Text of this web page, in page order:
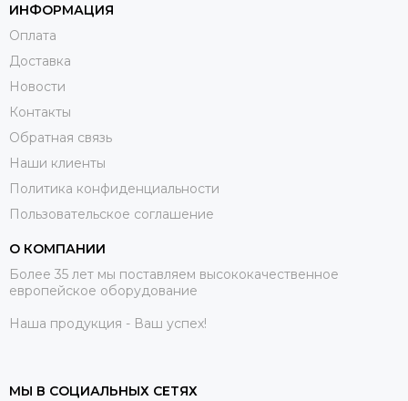
ИНФОРМАЦИЯ
Оплата
Доставка
Новости
Контакты
Обратная связь
Наши клиенты
Политика конфиденциальности
Пользовательское соглашение
О КОМПАНИИ
Более 35 лет мы поставляем высококачественное
европейское оборудование
Наша продукция - Ваш успех!
МЫ В СОЦИАЛЬНЫХ СЕТЯХ